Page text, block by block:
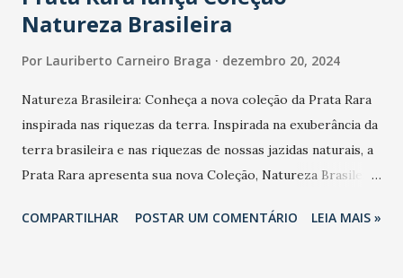
Natureza Brasileira
Por Lauriberto Carneiro Braga dezembro 20, 2024
Natureza Brasileira: Conheça a nova coleção da Prata Rara
inspirada nas riquezas da terra. Inspirada na exuberância da
terra brasileira e nas riquezas de nossas jazidas naturais, a
Prata Rara apresenta sua nova Coleção, Natureza Brasileira.
transformando em joias a beleza ímpar das gemas
COMPARTILHAR POSTAR UM COMENTÁRIO LEIA MAIS »